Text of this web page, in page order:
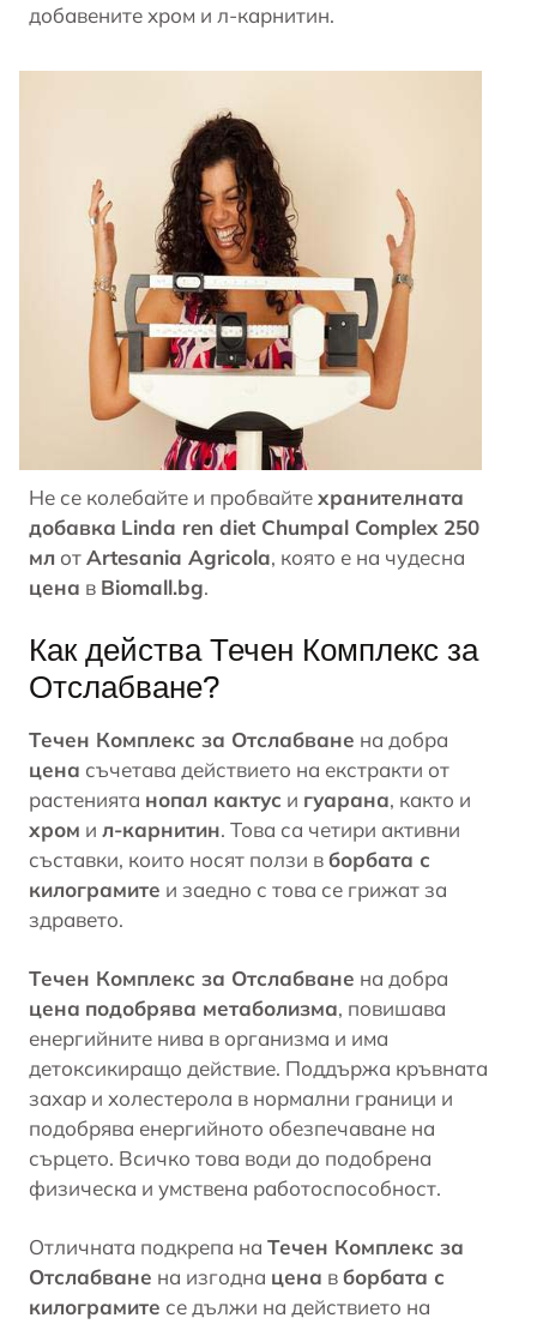
добавените хром и л-карнитин.
Не се колебайте и пробвайтехранителната
добавка Linda ren diet Chumpal Complex 250
мл отArtesania Agricola, която е на чудесна
цена в Biomall.bg.
Как действа Течен Комплекс за
Отслабване?
Течен Комплекс за Отслабване на добра
цена съчетава действието на екстракти от
растенията нопал кактус и гуарана, както и
хром и л-карнитин. Това са четири активни
съставки, които носят ползи вборбата с
килограмите и заедно с това се грижат за
здравето.
Течен Комплекс за Отслабване на добра
цена подобрява метаболизма, повишава
енергийните нива в организма и има
детоксикиращо действие. Поддържа кръвната
захар и холестерола в нормални граници и
подобрява енергийното обезпечаване на
сърцето. Всичко това води до подобрена
физическа и умствена работоспособност.
Отличната подкрепа на Течен Комплекс за
Отслабване на изгодна цена вборбата с
килограмите се дължи на действието на